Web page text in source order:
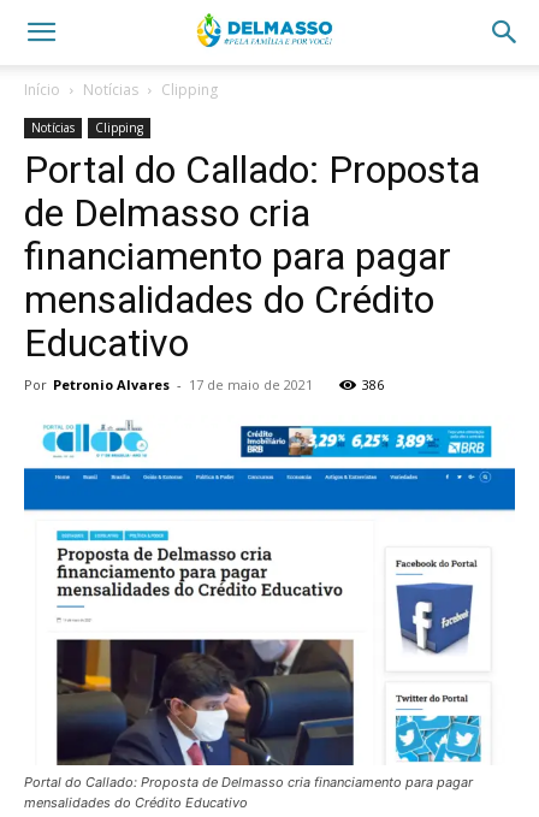
Início Notícias Clipping
Notícias Clipping
Portal do Callado: Proposta
de Delmasso cria
financiamento para pagar
mensalidades do Crédito
Educativo
Por Petronio Alvares - 17 de maio de 2021 386
Portal do Callado: Proposta de Delmasso cria financiamento para pagar
mensalidades do Crédito Educativo